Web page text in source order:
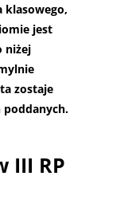
klasowego,
jest
niżej
zostaje
poddanych.
III RP